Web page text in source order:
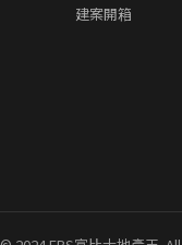
建案開箱